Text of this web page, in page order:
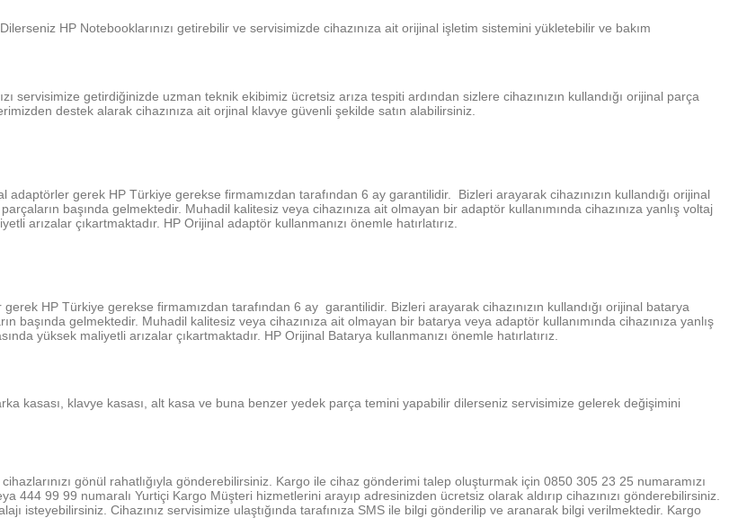
HP Notebooklarınızı getirebilir ve servisimizde cihazınıza ait orijinal işletim sistemini yükletebilir ve bakım
servisimize getirdiğinizde uzman teknik ekibimiz ücretsiz arıza tespiti ardından sizlere cihazınızın kullandığı orijinal parça
destek alarak cihazınıza ait orjinal klavye güvenli şekilde satın alabilirsiniz.
gerek HP Türkiye gerekse firmamızdan tarafından 6 ay garantilidir. Bizleri arayarak cihazınızın kullandığı orijinal
başında gelmektedir. Muhadil kalitesiz veya cihazınıza ait olmayan bir adaptör kullanımında cihazınıza yanlış voltaj
arızalar çıkartmaktadır. HP Orijinal adaptör kullanmanızı önemle hatırlatırız.
HP Türkiye gerekse firmamızdan tarafından 6 ay garantilidir. Bizleri arayarak cihazınızın kullandığı orijinal batarya
başında gelmektedir. Muhadil kalitesiz veya cihazınıza ait olmayan bir batarya veya adaptör kullanımında cihazınıza yanlış
yüksek maliyetli arızalar çıkartmaktadır. HP Orijinal Batarya kullanmanızı önemle hatırlatırız.
kasası, klavye kasası, alt kasa ve buna benzer yedek parça temini yapabilir dilerseniz servisimize gelerek değişimini
gönül rahatlığıyla gönderebilirsiniz. Kargo ile cihaz gönderimi talep oluşturmak için 0850 305 23 25 numaramızı
444 99 99 numaralı Yurtiçi Kargo Müşteri hizmetlerini arayıp adresinizden ücretsiz olarak aldırıp cihazınızı gönderebilirsiniz.
isteyebilirsiniz. Cihazınız servisimize ulaştığında tarafınıza SMS ile bilgi gönderilip ve aranarak bilgi verilmektedir. Kargo